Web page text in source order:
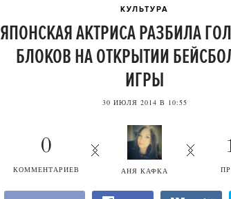
КУЛЬТУРА
ЯПОНСКАЯ АКТРИСА РАЗБИЛА
БЛОКОВ НА ОТКРЫТИИ
ИГРЫ
30 ИЮЛЯ 2014 В 10:55
АНЯ КАФКА
0
КОММЕНТАРИЕВ